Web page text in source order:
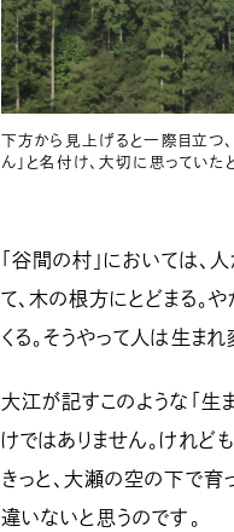
下方から見上げると一際目立つ
ん」と名付け、大切に思っていた
「谷間の村」においては、
て、木の根方にとどまる。
くる。そうやって人は生ま
大江が記すこのような「生
けではありません。けれど
きっと、大瀬の空の下で
違いないと思うのです。